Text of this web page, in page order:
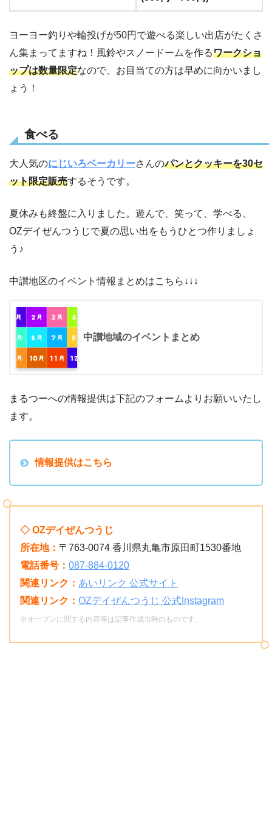
ヨーヨー釣りや輪投げが50円で遊べる楽しい出店がたくさ
ん集まってますね！風鈴やスノードームを作るワークショ
ップは数量限定なので、お目当ての方は早めに向かいまし
ょう！
食べる
大人気のにじいろベーカリーさんのパンとクッキーを30セ
ット限定販売するそうです。
夏休みも終盤に入りました。遊んで、笑って、学べる、
OZデイぜんつうじで夏の思い出をもうひとつ作りましょ
う♪
中讃地区のイベント情報まとめはこちら↓↓↓
中讃地域のイベントまとめ
まるつーへの情報提供は下記のフォームよりお願いいたし
ます。
情報提供はこちら
◇ OZデイぜんつうじ
所在地： 〒763-0074 香川県丸亀市原田町1530番地
電話番号： 087-884-0120
関連リンク： あいリンク 公式サイト
関連リンク： OZデイぜんつうじ 公式Instagram
※オープンに関する内容等は記事作成当時のものです。